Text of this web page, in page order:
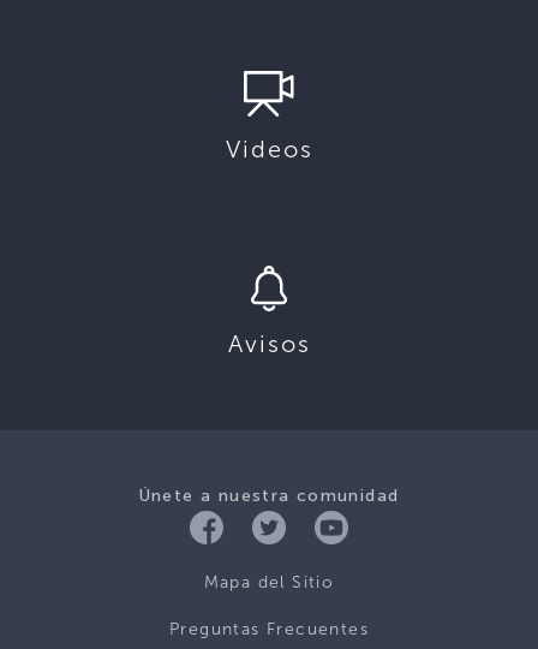
Videos
Avisos
Únete a nuestra comunidad
Mapa del Sitio
Preguntas Frecuentes